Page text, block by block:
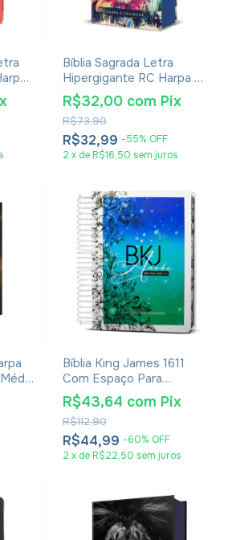
Bíblia Sagrada Letra
Hipergigante RC Harpa E
Corinhos Média Capa
Dura Lion Colors
R$32,99 -55% OFF
R$73,90
R$32,00 com Pix
2 x de R$16,50 sem juros
Bíblia King James 1611
Com Espaço Para
Anotações Flores
Aquarela
R$44,99 -60% OFF
R$112,90
R$43,64 com Pix
2 x de R$22,50 sem juros